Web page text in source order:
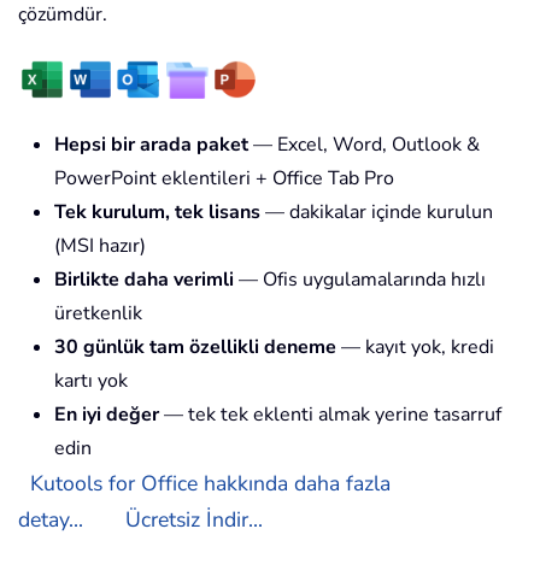
çözümdür.
Hepsi bir arada paket— Excel, Word, Outlook &
PowerPoint eklentileri + Office Tab Pro
Tek kurulum, tek lisans— dakikalar içinde kurulun
(MSI hazır)
Birlikte daha verimli — Ofis uygulamalarında hızlı
üretkenlik
30 günlük tam özellikli deneme — kayıt yok, kredi
kartı yok
En iyi değer— tek tek eklenti almak yerine tasarruf
edin
Kutools for Office hakkında daha fazla
detay...
Ücretsiz İndir...